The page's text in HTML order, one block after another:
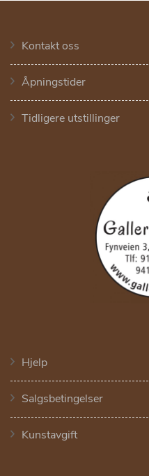
Kontakt oss
Åpningstider
Tidligere utstillinger
Hjelp
Salgsbetingelser
Kunstavgift